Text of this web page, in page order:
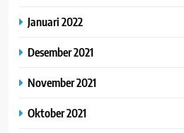
Januari 2022
Desember 2021
November 2021
Oktober 2021